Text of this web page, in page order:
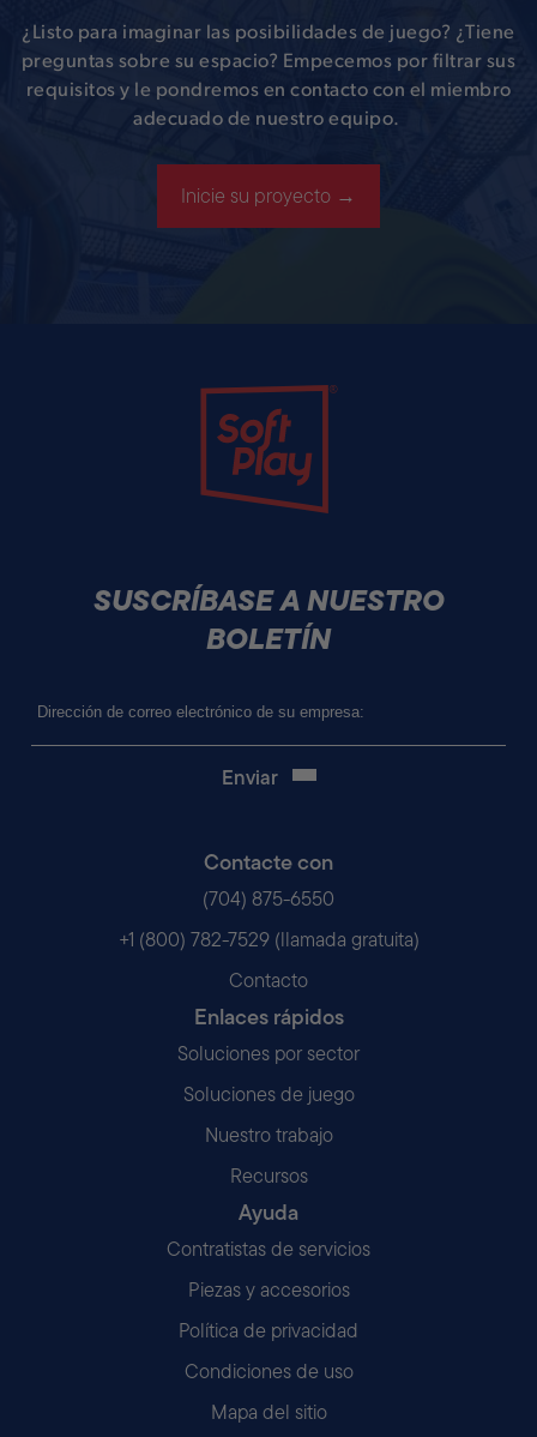
¿Listo para imaginar las posibilidades de juego? ¿Tiene
preguntas sobre su espacio? Empecemos por filtrar sus
requisitos y le pondremos en contacto con el miembro
adecuado de nuestro equipo.
Inicie su proyecto →
Soft Play
SUSCRÍBASE A NUESTRO
BOLETÍN
electrónico
Contacte con
(704) 875-6550
+1 (800) 782-7529 (llamada gratuita)
Contacto
Enlaces rápidos
Soluciones por sector
Soluciones de juego
Nuestro trabajo
Recursos
Ayuda
Contratistas de servicios
Piezas y accesorios
Política de privacidad
Condiciones de uso
Mapa del sitio